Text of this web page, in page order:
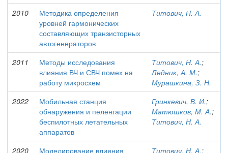
2010
Методика определения
уровней гармонических
составляющих транзисторных
автогенераторов
Титович, Н. А.
2011
Методы исследования
влияния ВЧ и СВЧ помех на
работу микросхем
Титович, Н. А.;
Ледник, А. М.;
Мурашкина, З. Н.
2022
Мобильная станция
обнаружения и пеленгации
беспилотных летательных
аппаратов
Гринкевич, В. И.;
Матюшков, М. А.;
Титович, Н. А.
2020
Моделирование влияния
Титович, Н. А.;